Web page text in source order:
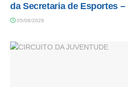
da Secretaria de Esportes –
05/08/2026